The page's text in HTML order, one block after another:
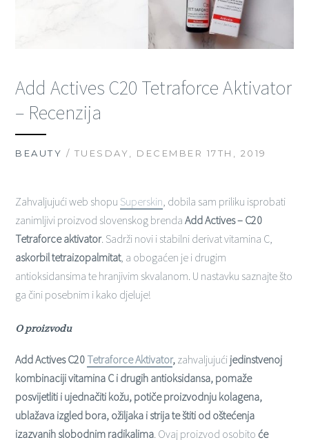
Add Actives C20 Tetraforce Aktivator
– Recenzija
BEAUTY / TUESDAY, DECEMBER 17TH, 2019
Zahvaljujući web shopu Superskin, dobila sam priliku isprobati
zanimljivi proizvod slovenskog brenda Add Actives – C20
Tetraforce aktivator. Sadrži novi i stabilni derivat vitamina C,
askorbil tetraizopalmitat, a obogaćen je i drugim
antioksidansima te hranjivim skvalanom. U nastavku saznajte što
ga čini posebnim i kako djeluje!
O proizvodu
Add Actives C20 Tetraforce Aktivator, zahvaljujući jedinstvenoj
kombinaciji vitamina C i drugih antioksidansa, pomaže
posvijetliti i ujednačiti kožu, potiče proizvodnju kolagena,
ublažava izgled bora, ožiljaka i strija te štiti od oštećenja
izazvanih slobodnim radikalima. Ovaj proizvod osobito će